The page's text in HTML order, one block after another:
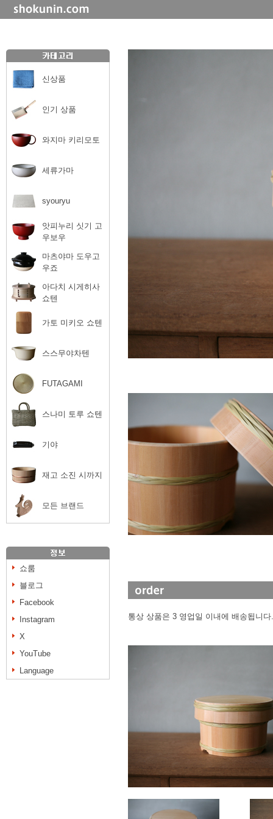
신상품
인기 상품
와지마 키리모토
세류가마
syouryu
앗피누리 싯기 고
우보우
마츠야마 도우고
우죠
아다치 시게히사
쇼텐
가토 미키오 쇼텐
스스무야차텐
FUTAGAMI
스나미 토루 쇼텐
기야
재고 소진 시까지
모든 브랜드
쇼룸
블로그
Facebook
Instagram
X
YouTube
Language
통상 상품은 3 영업일 이내에 배송됩니